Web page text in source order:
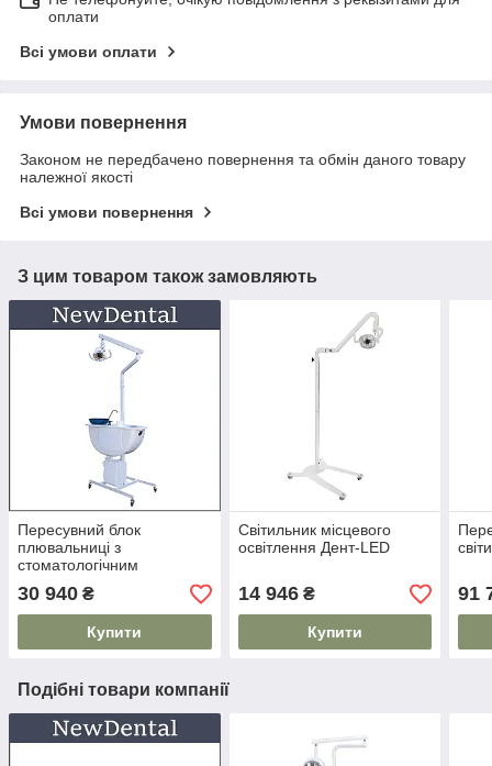
оплати
Всі умови оплати
Умови повернення
Законом не передбачено повернення та обмін даного товару
належної якості
Всі умови повернення
З цим товаром також замовляють
Пересувний блок
плювальниці з
стоматологічним
світильником
30 940 ₴
Купити
Світильник місцевого
освітлення Дент-LED
14 946₴
Купити
91
Подібні товари компанії